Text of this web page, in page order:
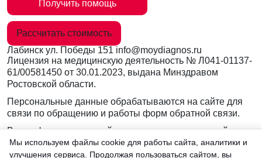
Получить помощь
Рассчитать стоимость
Лабинск ул. Победы 151 info@moydiagnos.ru
Лицензия на медицинскую деятельность № Л041-01137-
61/00581450 от 30.01.2023, выдана Минздравом
Ростовской области.
Персональные данные обрабатываются на сайте для
связи по обращению и работы форм обратной связи.
Вся информация на сайте носит ознакомительный
характер и не заменяет очную консультацию врача.
Консультации по телефону и в мессенджерах не
Мы используем файлы cookie для работы сайта, аналитики и
улучшения сервиса. Продолжая пользоваться сайтом, вы